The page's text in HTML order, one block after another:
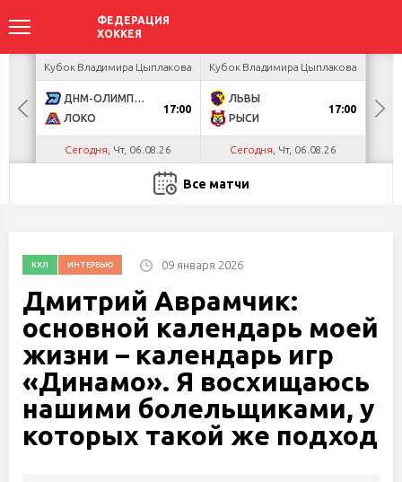
Кубок Владимира Цыплакова
ДНМ-ОЛИМПИК
ЛОКО
17:00
Сегодня , Чт, 06.08.26
Кубок Владимира Цыплакова
ЛЬВЫ
РЫСИ
17:00
Сегодня , Чт, 06.08.26
Все матчи
КХЛ ИНТЕРВЬЮ 09 января 2026
Дмитрий Аврамчик:
основной календарь моей
жизни – календарь игр
«Динамо». Я восхищаюсь
нашими болельщиками, у
которых такой же подход